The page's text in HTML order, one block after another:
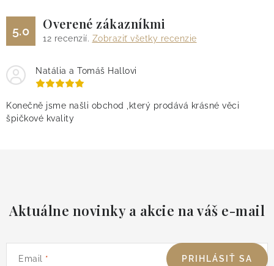
5.0 Overené zákazníkmi
12 recenzií. Zobraziť všetky recenzie
Natália a Tomáš Hallovi
Konečně jsme našli obchod ,který prodává krásné věci
špičkové kvality
Aktuálne novinky a akcie na váš e-mail
Email PRIHLÁSIŤ SA